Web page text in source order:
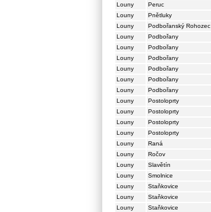
Louny
Peruc
Louny
Pnětluky
Louny
Podbořanský Rohozec
Louny
Podbořany
Louny
Podbořany
Louny
Podbořany
Louny
Podbořany
Louny
Podbořany
Louny
Podbořany
Louny
Postoloprty
Louny
Postoloprty
Louny
Postoloprty
Louny
Postoloprty
Louny
Raná
Louny
Ročov
Louny
Slavětín
Louny
Smolnice
Louny
Staňkovice
Louny
Staňkovice
Louny
Staňkovice